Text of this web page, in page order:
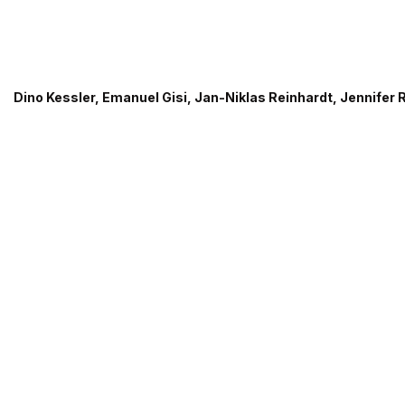
Dino Kessler, Emanuel Gisi, Jan-Niklas Reinhardt, Jennifer